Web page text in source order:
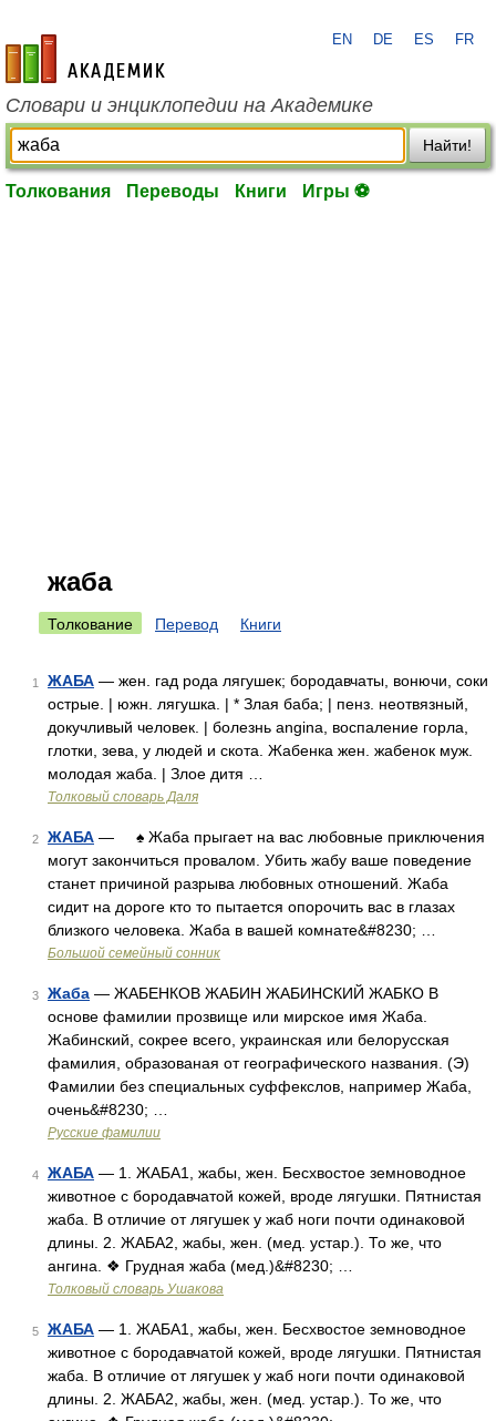
academic.ru
EN DE ES FR
Словари и энциклопедии на Академике
Найти!
Толкования Переводы Книги Игры ⚽
жаба
Толкование Перевод Книги
1 ЖАБА — жен. гад рода лягушек; бородавчаты, вонючи, соки
острые. | южн. лягушка. | * Злая баба; | пенз. неотвязный,
докучливый человек. | болезнь angina, воспаление горла,
глотки, зева, у людей и скота. Жабенка жен. жабенок муж.
молодая жаба. | Злое дитя …
Толковый словарь Даля
2 ЖАБА — ♠ Жаба прыгает на вас любовные приключения
могут закончиться провалом. Убить жабу ваше поведение
станет причиной разрыва любовных отношений. Жаба
сидит на дороге кто то пытается опорочить вас в глазах
близкого человека. Жаба в вашей комнате&#8230; …
Большой семейный сонник
3 Жаба — ЖАБЕНКОВ ЖАБИН ЖАБИНСКИЙ ЖАБКО В
основе фамилии прозвище или мирское имя Жаба.
Жабинский, сокрее всего, украинская или белорусская
фамилия, образованая от географического названия. (Э)
Фамилии без специальных суффекслов, например Жаба,
очень&#8230; …
Русские фамилии
4 ЖАБА — 1. ЖАБА1, жабы, жен. Бесхвостое земноводное
животное с бородавчатой кожей, вроде лягушки. Пятнистая
жаба. В отличие от лягушек у жаб ноги почти одинаковой
длины. 2. ЖАБА2, жабы, жен. (мед. устар.). То же, что
ангина. ❖ Грудная жаба (мед.)&#8230; …
Толковый словарь Ушакова
5 ЖАБА — 1. ЖАБА1, жабы, жен. Бесхвостое земноводное
животное с бородавчатой кожей, вроде лягушки. Пятнистая
жаба. В отличие от лягушек у жаб ноги почти одинаковой
длины. 2. ЖАБА2, жабы, жен. (мед. устар.). То же, что